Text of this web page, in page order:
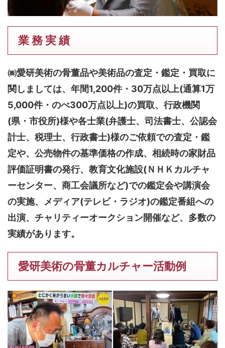
業 務 実 績
㈱愛研美術の骨董品や美術品の査定・鑑定・買取に
関しましては、 年間1,200件・30万点以上(通算1万
5,000件・のべ300万点以上)の買取、行政機関
(県・市役所)様や各士業(弁護士、司法書士、公認会
計士、税理士、行政書士)様のご依頼での査定・鑑
定や、公売物件の基準価格の作成、相続時の家財品
評価証明書の発行、教育文化施設(ＮＨＫカルチャ
ーセンター、商工会議所など)での鑑定会や講演会
の実施、メディア(テレビ・ラジオ)の鑑定番組への
出演、チャリティーオークション開催など、多数の
実績があります。
愛研美術の骨董カルチャー活動例